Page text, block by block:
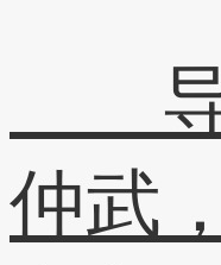
导
仲武